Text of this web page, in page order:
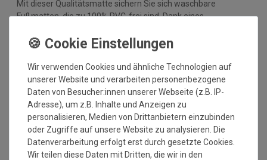
Mit dieser Qualitätsmatte sichern Sie sich waschbare
Fußmatten, die zu 100% PVC-frei sind. Dank eines
ruschfest. Einem sicheren Gebrauch auch auf
Fußbodenheizungen steht somit nichts mehr im Wege.
Vor dem ersten Gebrauch waschen Sie die Fußmatte separat
bei angegebener Temperatur mit Feinwaschmittel und legen
sie flach zum Trocknen aus. Dadurch richten sich die Fasern
auf, der Mattenflor wird aktiviert und transportbedingte Falten
und Knicke werden wieder glatt. Pflegen Sie so Ihre
Fußmatte regelmäßig und Sie werden überrascht sein, wie
viele Jahre Qualität und Farbe erhalten bleiben.
Wir verwenden Cookies und ähnliche Technologien auf
unserer Website und verarbeiten personenbezogene
Daten von Besucher:innen unserer Webseite (z.B. IP-
Adresse), um z.B. Inhalte und Anzeigen zu
personalisieren, Medien von Drittanbietern einzubinden
oder Zugriffe auf unsere Website zu analysieren. Die
Datenverarbeitung erfolgt erst durch gesetzte Cookies.
Wir teilen diese Daten mit Dritten, die wir in den